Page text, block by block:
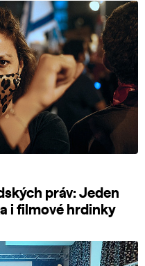
práv: Jeden
i filmové hrdinky